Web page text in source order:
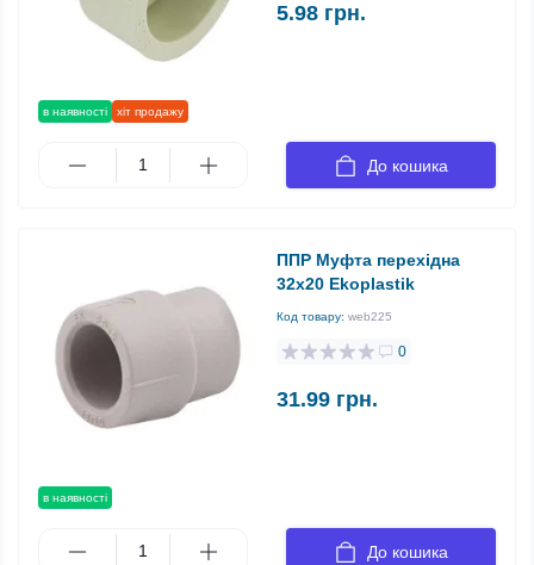
в наявності хіт продажу
5.98 грн.
До кошика
в наявності
ППР Муфта перехідна
32х20 Ekoplastik
Код товару: web225
0
31.99 грн.
До кошика